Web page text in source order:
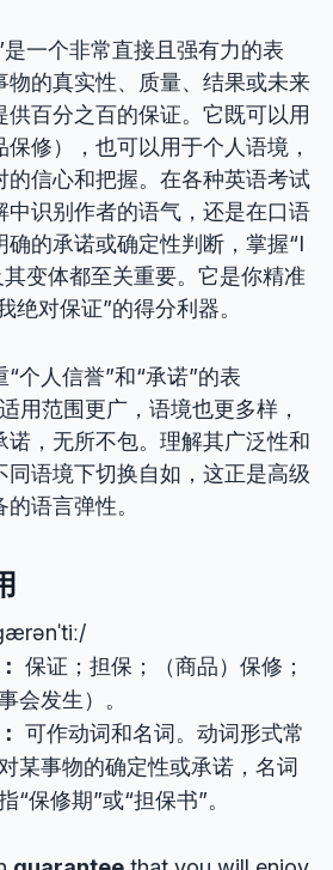
一个非常直接且强有力的表
物的真实性、质量、结果或未来
百分之百的保证。它既可以用
修），也可以用于个人语境，
的信心和把握。在各种英语考试
中识别作者的语气，还是在口语
的承诺或确定性判断，掌握“I
变体都至关重要。它是你精准
绝对保证”的得分利器。
个人信誉”和“承诺”的表
用范围更广，语境也更多样，
诺，无所不包。理解其广泛性和
同语境下切换自如，这正是高级
语言弹性。
保证；担保；（商品）保修；
会发生）。
可作动词和名词。动词形式常
某事物的确定性或承诺，名词
“保修期”或“担保书”。